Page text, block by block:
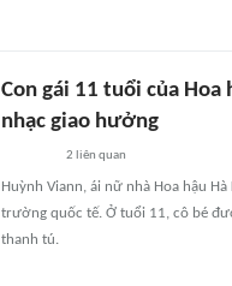
Con gái 11 tuổi của
nhạc giao hưởng
2 liên quan
Huỳnh Viann, ái nữ nhà Hoa hậu
trường quốc tế. Ở tuổi 11, cô bé
thanh tú.